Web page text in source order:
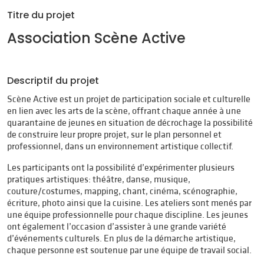
Titre du projet
Association Scène Active
Descriptif du projet
Scène Active est un projet de participation sociale et culturelle
en lien avec les arts de la scène, offrant chaque année à une
quarantaine de jeunes en situation de décrochage la possibilité
de construire leur propre projet, sur le plan personnel et
professionnel, dans un environnement artistique collectif.
Les participants ont la possibilité d’expérimenter plusieurs
pratiques artistiques: théâtre, danse, musique,
couture/costumes, mapping, chant, cinéma, scénographie,
écriture, photo ainsi que la cuisine. Les ateliers sont menés par
une équipe professionnelle pour chaque discipline. Les jeunes
ont également l’occasion d’assister à une grande variété
d’événements culturels. En plus de la démarche artistique,
chaque personne est soutenue par une équipe de travail social.